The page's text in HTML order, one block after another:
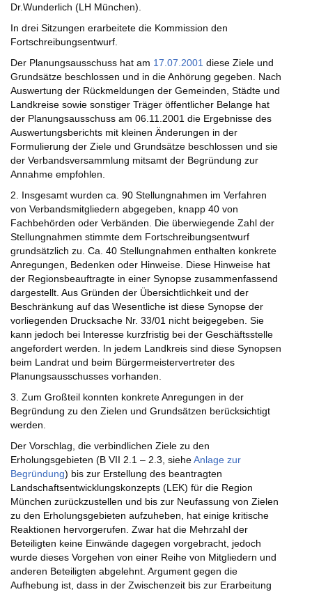
Dr.Wunderlich (LH München).
In drei Sitzungen erarbeitete die Kommission den
Fortschreibungsentwurf.
Der Planungsausschuss hat am 17.07.2001 diese Ziele und
Grundsätze beschlossen und in die Anhörung gegeben. Nach
Auswertung der Rückmeldungen der Gemeinden, Städte und
Landkreise sowie sonstiger Träger öffentlicher Belange hat
der Planungsausschuss am 06.11.2001 die Ergebnisse des
Auswertungsberichts mit kleinen Änderungen in der
Formulierung der Ziele und Grundsätze beschlossen und sie
der Verbandsversammlung mitsamt der Begründung zur
Annahme empfohlen.
2. Insgesamt wurden ca. 90 Stellungnahmen im Verfahren
von Verbandsmitgliedern abgegeben, knapp 40 von
Fachbehörden oder Verbänden. Die überwiegende Zahl der
Stellungnahmen stimmte dem Fortschreibungsentwurf
grundsätzlich zu. Ca. 40 Stellungnahmen enthalten konkrete
Anregungen, Bedenken oder Hinweise. Diese Hinweise hat
der Regionsbeauftragte in einer Synopse zusammenfassend
dargestellt. Aus Gründen der Übersichtlichkeit und der
Beschränkung auf das Wesentliche ist diese Synopse der
vorliegenden Drucksache Nr. 33/01 nicht beigegeben. Sie
kann jedoch bei Interesse kurzfristig bei der Geschäftsstelle
angefordert werden. In jedem Landkreis sind diese Synopsen
beim Landrat und beim Bürgermeistervertreter des
Planungsausschusses vorhanden.
3. Zum Großteil konnten konkrete Anregungen in der
Begründung zu den Zielen und Grundsätzen berücksichtigt
werden.
Der Vorschlag, die verbindlichen Ziele zu den
Erholungsgebieten (B VII 2.1 – 2.3, sieheAnlage zur
Begründung) bis zur Erstellung des beantragten
Landschaftsentwicklungskonzepts (LEK) für die Region
München zurückzustellen und bis zur Neufassung von Zielen
zu den Erholungsgebieten aufzuheben, hat einige kritische
Reaktionen hervorgerufen. Zwar hat die Mehrzahl der
Beteiligten keine Einwände dagegen vorgebracht, jedoch
wurde dieses Vorgehen von einer Reihe von Mitgliedern und
anderen Beteiligten abgelehnt. Argument gegen die
Aufhebung ist, dass in der Zwischenzeit bis zur Erarbeitung